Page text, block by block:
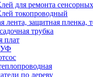
для ремонта
токопроводный
лента, защитная пленка,
трубка
плат
УФ
по дереву